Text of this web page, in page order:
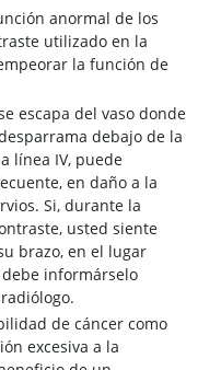
anormal de los
utilizado en la
la función de
escapa del vaso donde
debajo de la
línea IV, puede
en daño a la
Si, durante la
usted siente
brazo, en el lugar
debe informárselo
de cáncer como
excesiva a la